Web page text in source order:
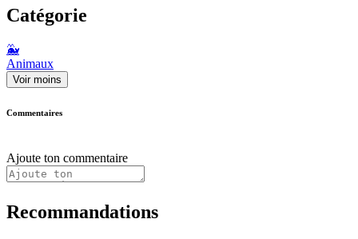
Catégorie
🐳
Animaux
Voir moins
Commentaires
Ajoute ton commentaire
Recommandations